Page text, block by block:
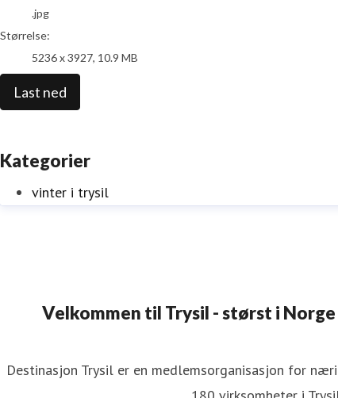
.jpg
Størrelse:
5236 x 3927, 10.9 MB
Last ned
Kategorier
vinter i trysil
Velkommen til Trysil - størst i
Destinasjon Trysil er en medlemsorganisasjon for